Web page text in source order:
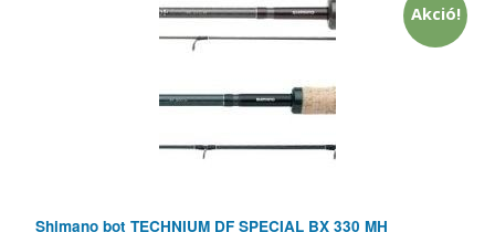
Akció!
Shimano bot TECHNIUM DF SPECIAL BX 330 MH